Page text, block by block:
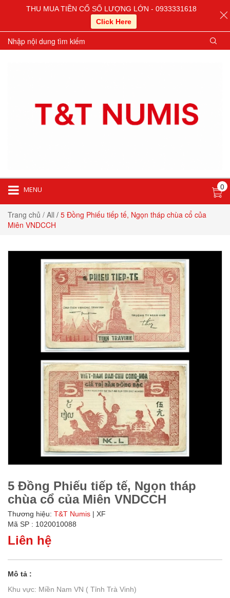
MENU 0
Trang chủ / All / 5 Đồng Phiếu tiếp tế, Ngọn tháp chùa cổ của
Miên VNDCCH
5 Đồng Phiếu tiếp tế, Ngọn tháp
chùa cổ của Miên VNDCCH
Thương hiệu: T&T Numis | XF
Mã SP : 1020010088
Liên hệ
Mô tả :
Khu vực: Miền Nam VN ( Tỉnh Trà Vinh)
THU MUA TIỀN CỔ SỐ LƯỢNG LỚN - 0933331618
Click Here